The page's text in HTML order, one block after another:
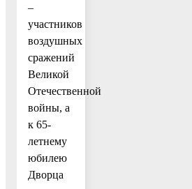
–
участников
воздушных
сражений
Великой
Отечественной
войны, а
к 65-
летнему
юбилею
Дворца